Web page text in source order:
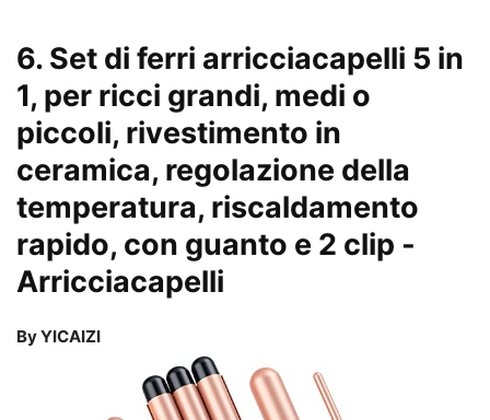
6. Set di ferri arricciacapelli 5 in
1, per ricci grandi, medi o
piccoli, rivestimento in
ceramica, regolazione della
temperatura, riscaldamento
rapido, con guanto e 2 clip -
Arricciacapelli
By YICAIZI